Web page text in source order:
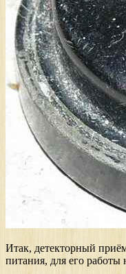
Итак, детекторный
питания, для его